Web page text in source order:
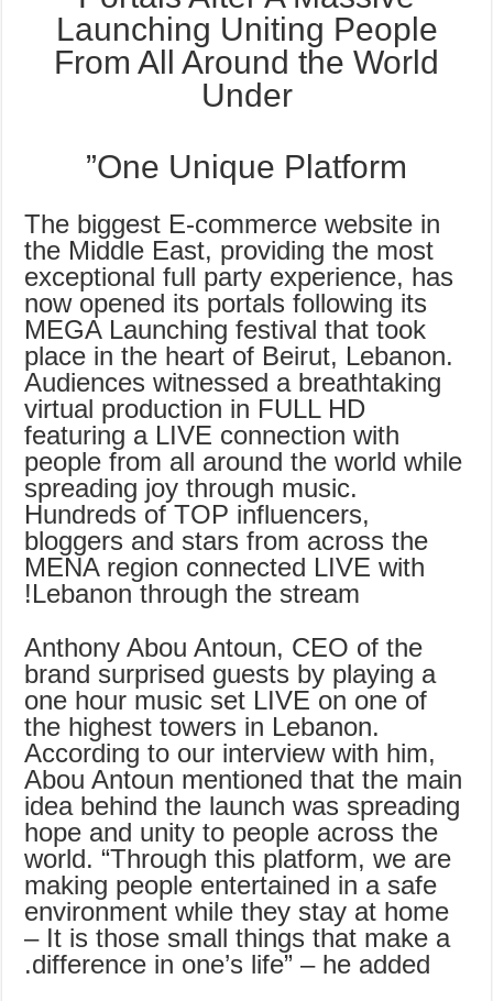
Launching Uniting People
From All Around the World
Under
One Unique Platform”
The biggest E-commerce website in
the Middle East, providing the most
exceptional full party experience, has
now opened its portals following its
MEGA Launching festival that took
place in the heart of Beirut, Lebanon.
Audiences witnessed a breathtaking
virtual production in FULL HD
featuring a LIVE connection with
people from all around the world while
spreading joy through music.
Hundreds of TOP influencers,
bloggers and stars from across the
MENA region connected LIVE with
Lebanon through the stream!
Anthony Abou Antoun, CEO of the
brand surprised guests by playing a
one hour music set LIVE on one of
the highest towers in Lebanon.
According to our interview with him,
Abou Antoun mentioned that the main
idea behind the launch was spreading
hope and unity to people across the
world. “Through this platform, we are
making people entertained in a safe
environment while they stay at home
– It is those small things that make a
difference in one’s life” – he added.